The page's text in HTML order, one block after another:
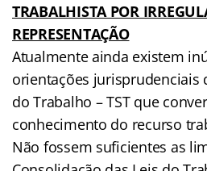
TRABALHISTA POR
REPRESENTAÇÃO
Atualmente ainda existem
orientações jurisprudenciais
do Trabalho – TST que
conhecimento do recurso
Não fossem suficientes as